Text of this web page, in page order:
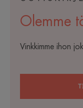
Olemme
Vinkkimme ihon